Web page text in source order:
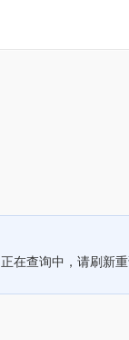
正在查询中，请刷新